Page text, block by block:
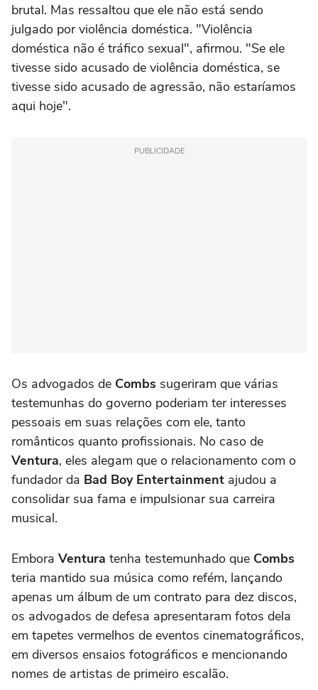
brutal. Mas ressaltou que ele não está sendo
julgado por violência doméstica. "Violência
doméstica não é tráfico sexual", afirmou. "Se ele
tivesse sido acusado de violência doméstica, se
tivesse sido acusado de agressão, não estaríamos
aqui hoje".
PUBLICIDADE
Os advogados de Combs sugeriram que várias
testemunhas do governo poderiam ter interesses
pessoais em suas relações com ele, tanto
românticos quanto profissionais. No caso de
Ventura, eles alegam que o relacionamento com o
fundador da Bad Boy Entertainment ajudou a
consolidar sua fama e impulsionar sua carreira
musical.
Embora Ventura tenha testemunhado que Combs
teria mantido sua música como refém, lançando
apenas um álbum de um contrato para dez discos,
os advogados de defesa apresentaram fotos dela
em tapetes vermelhos de eventos cinematográficos,
em diversos ensaios fotográficos e mencionando
nomes de artistas de primeiro escalão.